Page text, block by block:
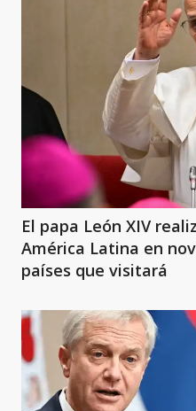
El papa León XIV
América Latina en
países que visitará